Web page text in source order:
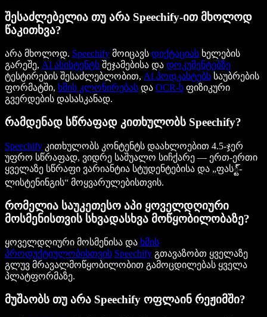
შესაძლებელია თუ არა Speechify-ით მხოლოდ
წაკითხვა?
არა მხოლოდ. Speechify მოიცავს დიქტაციას ხელების
გარეშე, AI ასისტენტს შეჯამებისა და დოკუმენტებზე
ტესტირების შესაძლებლობით, AI პოდკასტებს საუბრების
ფორმატში, ხმის კლონირებას და OCR-ს ფიზიკური
გვერდების დასასკანად.
რამდენად სწრაფად კითხულობს Speechify?
Speechify კითხულობს კონტენტს დაახლოებით 4.5-ჯერ
უფრო სწრაფად, ვიდრე საშუალო სიჩქარე — ერთ-ერთი
ყველაზე სწრაფი ვარიანტია სტუდენტებისა და „ფას్ట్-
ლისტენინგის“ მოყვარულებისთვის.
რომელია საუკეთესო აპი ყოველდღიური
მოსმენისთვის სხვადასხვა მოწყობილობაზე?
ყოველდღიური მოსმენისა და ხმის
პროდუქტიულობისთვის Speechify გთავაზობთ ყველაზე
გლუვ მრავალმოწყობილობით გამოცდილებას ყველა
პლატფორმაზე.
მუშაობს თუ არა Speechify ოფლაინ რეჟიმში?